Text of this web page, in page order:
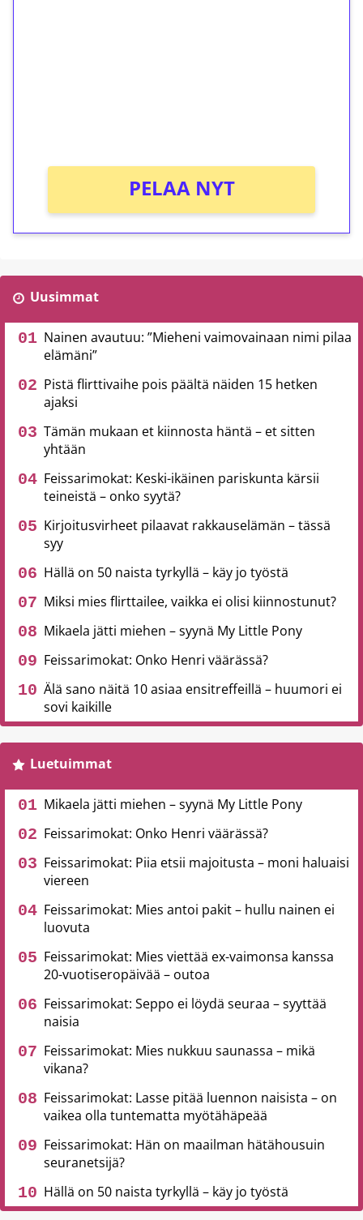
PELAA NYT
Uusimmat
Nainen avautuu: ”Mieheni vaimovainaan nimi pilaa
elämäni”
Pistä flirttivaihe pois päältä näiden 15 hetken
ajaksi
Tämän mukaan et kiinnosta häntä – et sitten
yhtään
Feissarimokat: Keski-ikäinen pariskunta kärsii
teineistä – onko syytä?
Kirjoitusvirheet pilaavat rakkauselämän – tässä
syy
Hällä on 50 naista tyrkyllä – käy jo työstä
Miksi mies flirttailee, vaikka ei olisi kiinnostunut?
Mikaela jätti miehen – syynä My Little Pony
Feissarimokat: Onko Henri väärässä?
Älä sano näitä 10 asiaa ensitreffeillä – huumori ei
sovi kaikille
Luetuimmat
Mikaela jätti miehen – syynä My Little Pony
Feissarimokat: Onko Henri väärässä?
Feissarimokat: Piia etsii majoitusta – moni haluaisi
viereen
Feissarimokat: Mies antoi pakit – hullu nainen ei
luovuta
Feissarimokat: Mies viettää ex-vaimonsa kanssa
20-vuotiseropäivää – outoa
Feissarimokat: Seppo ei löydä seuraa – syyttää
naisia
Feissarimokat: Mies nukkuu saunassa – mikä
vikana?
Feissarimokat: Lasse pitää luennon naisista – on
vaikea olla tuntematta myötähäpeää
Feissarimokat: Hän on maailman hätähousuin
seuranetsijä?
Hällä on 50 naista tyrkyllä – käy jo työstä